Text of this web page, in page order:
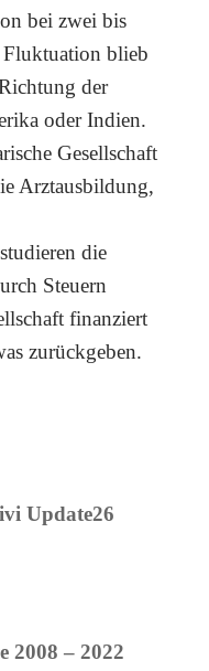
bei zwei bis
Fluktuation blieb
der
oder Indien.
Gesellschaft
Arztausbildung,
die
Steuern
finanziert
zurückgeben.
Update26
2008 – 2022